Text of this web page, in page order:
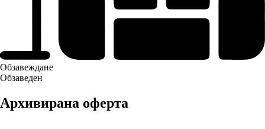
Обзавеждане
Обзаведен
Архивирана оферта